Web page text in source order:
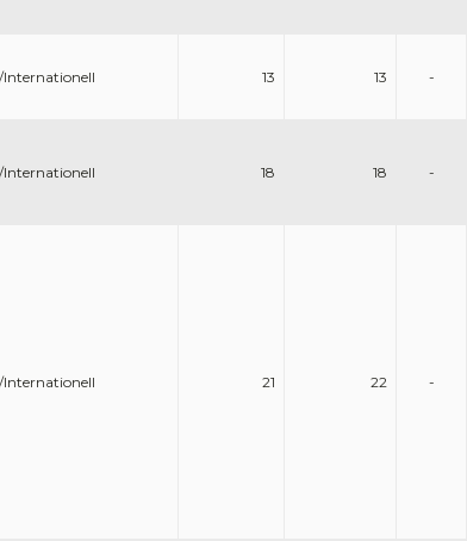
Internationell 13 13 -
Internationell 18 18 -
Internationell 21 22 -